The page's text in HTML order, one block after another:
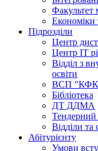
Факультет
Економіки
Підрозділи
Центр
Центр ІТ
Відділ з
освіти
ВСП
Бібліотека
ДТ ДДМА
Тендерний
Відділи та
Абітурієнту
Умови